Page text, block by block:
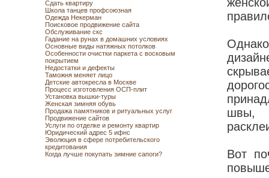
Сдать квартиру
Школа танцев профсоюзная
Одежда Некерман
Поисковое продвижение сайта
Обслуживание скс
Гадание на рунах в домашних условиях
Основные виды натяжных потолков
Особенности очистки паркета с восковым
покрытием
Недостатки и дефекты
Таможня меняет лицо
Детские автокресла в Москве
Процесс изготовления ОСП-плит
Установка вышки-туры
Женская зимняя обувь
Продажа памятников и ритуальных услуг
Продвижение сайтов
Услуги по отделке и ремонту квартир
Юридический адрес 5 ифнс
Эволюция в сфере потребительского
кредитования
Когда лучше покупать зимние сапоги?
швы,
Вот